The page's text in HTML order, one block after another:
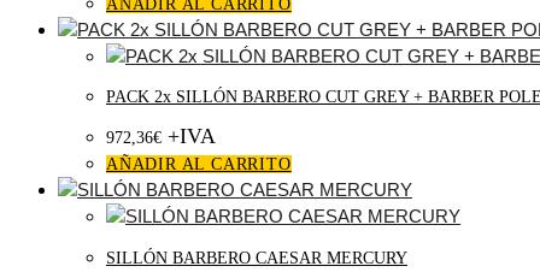
AÑADIR AL CARRITO
PACK 2x SILLÓN BARBERO CUT GREY + BARBER
972,36€ +IVA
AÑADIR AL CARRITO
SILLÓN BARBERO CAESAR MERCURY